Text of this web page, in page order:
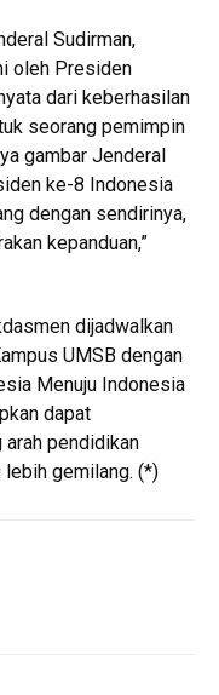
Sudirman,
oleh Presiden
dari keberhasilan
seorang pemimpin
gambar Jenderal
ke-8 Indonesia
dengan sendirinya,
kepanduan,”
dijadwalkan
UMSB dengan
Menuju Indonesia
dapat
pendidikan
lebih gemilang. (*)